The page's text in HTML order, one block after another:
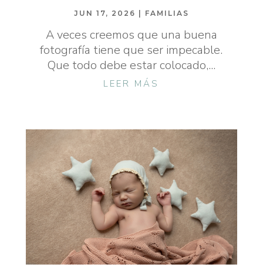
JUN 17, 2026 | FAMILIAS
A veces creemos que una buena
fotografía tiene que ser impecable.
Que todo debe estar colocado,...
LEER MÁS